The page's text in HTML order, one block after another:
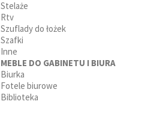
Stelaże
Rtv
Szuflady do łożek
Szafki
Inne
MEBLE DO GABINETU I BIURA
Biurka
Fotele biurowe
Biblioteka